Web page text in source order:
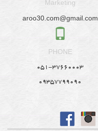
Marketing
aroo30.com@gmail.com
PHONE
051-37660003
09357799090